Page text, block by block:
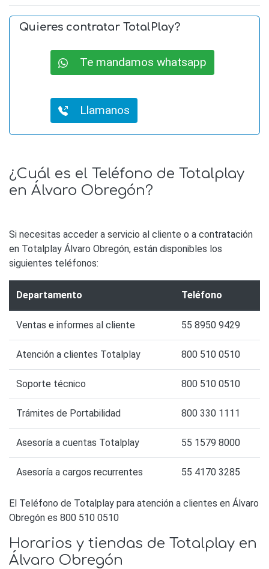
Quieres contratar TotalPlay?
Te mandamos whatsapp
Llamanos
¿Cuál es el Teléfono de Totalplay
en Álvaro Obregón?
Si necesitas acceder a servicio al cliente o a contratación
en Totalplay Álvaro Obregón, están disponibles los
siguientes teléfonos:
Departamento Teléfono
Ventas e informes al cliente 55 8950 9429
Atención a clientes Totalplay 800 510 0510
Soporte técnico 800 510 0510
Trámites de Portabilidad 800 330 1111
Asesoría a cuentas Totalplay 55 1579 8000
Asesoría a cargos recurrentes 55 4170 3285
El Teléfono de Totalplay para atención a clientes en Álvaro
Obregón es 800 510 0510
Horarios y tiendas de Totalplay en
Álvaro Obregón